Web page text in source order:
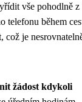
vše pohodlně z
telefonu během
což je
žádost kdykoli